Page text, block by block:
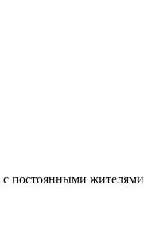
с постоянными жителями